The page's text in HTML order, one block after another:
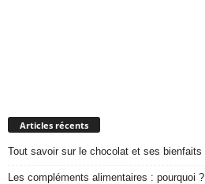
Articles récents
Tout savoir sur le chocolat et ses bienfaits
Les compléments alimentaires : pourquoi ?